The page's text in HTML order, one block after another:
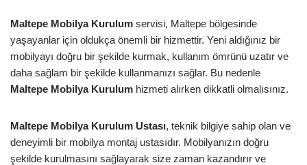
Maltepe Mobilya Kurulum servisi, Maltepe bölgesinde
yaşayanlar için oldukça önemli bir hizmettir. Yeni aldığınız bir
mobilyayı doğru bir şekilde kurmak, kullanım ömrünü uzatır ve
daha sağlam bir şekilde kullanmanızı sağlar. Bu nedenle
Maltepe Mobilya Kurulum hizmeti alırken dikkatli olmalısınız.
Maltepe Mobilya Kurulum Ustası, teknik bilgiye sahip olan ve
deneyimli bir mobilya montaj ustasıdır. Mobilyanızın doğru
şekilde kurulmasını sağlayarak size zaman kazandırır ve